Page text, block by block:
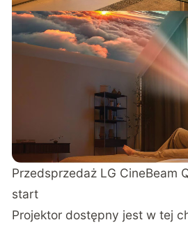
Przedsprzedaż LG CineBeam
start
Projektor dostępny jest w tej